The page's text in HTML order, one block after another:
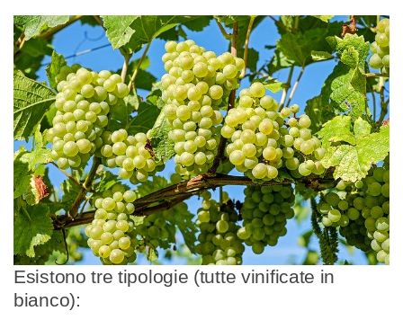
Esistono tre tipologie (tutte vinificate in
bianco):